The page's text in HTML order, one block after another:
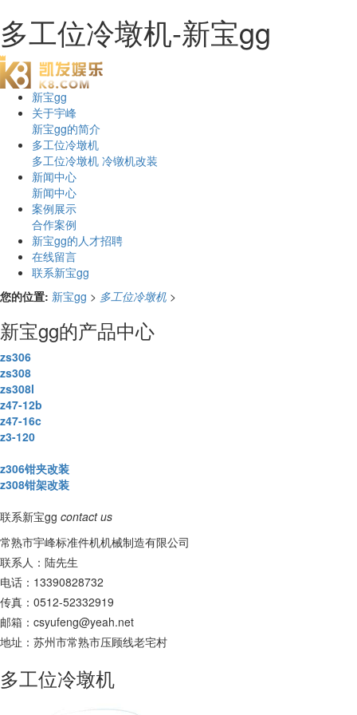
多工位冷墩机-新宝gg
新宝gg
关于宇峰
新宝gg的简介
多工位冷墩机
多工位冷墩机 冷镦机改装
新闻中心
新闻中心
案例展示
合作案例
新宝gg的人才招聘
在线留言
联系新宝gg
您的位置: 新宝gg > 多工位冷墩机 >
新宝gg的产品中心
zs306
zs308
zs308l
z47-12b
z47-16c
z3-120
z306钳夹改装
z308钳架改装
联系新宝gg contact us
常熟市宇峰标准件机机械制造有限公司
联系人：陆先生
电话：13390828732
传真：0512-52332919
邮箱： csyufeng@yeah.net
地址：苏州市常熟市压顾线老宅村
多工位冷墩机